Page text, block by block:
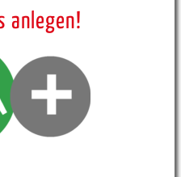
anlegen!